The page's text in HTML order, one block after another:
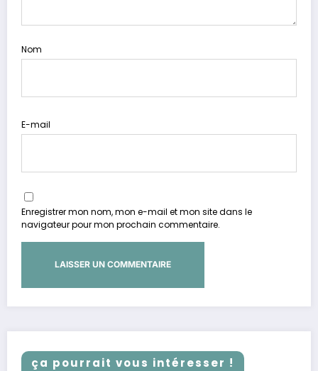
Nom
E-mail
Enregistrer mon nom, mon e-mail et mon site dans le
navigateur pour mon prochain commentaire.
ça pourrait vous intéresser !